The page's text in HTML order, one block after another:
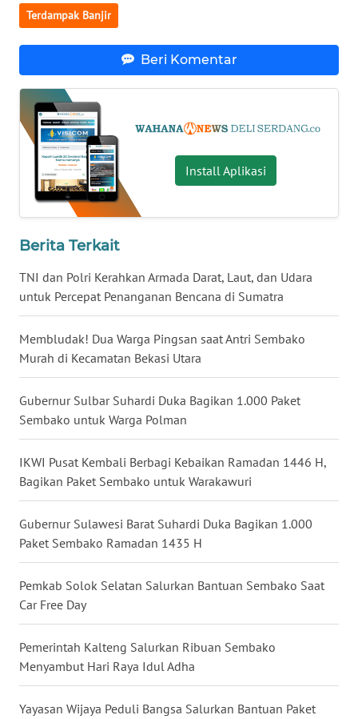
Terdampak Banjir
Beri Komentar
Install Aplikasi
Berita Terkait
TNI dan Polri Kerahkan Armada Darat, Laut, dan Udara
untuk Percepat Penanganan Bencana di Sumatra
Membludak! Dua Warga Pingsan saat Antri Sembako
Murah di Kecamatan Bekasi Utara
Gubernur Sulbar Suhardi Duka Bagikan 1.000 Paket
Sembako untuk Warga Polman
IKWI Pusat Kembali Berbagi Kebaikan Ramadan 1446 H,
Bagikan Paket Sembako untuk Warakawuri
Gubernur Sulawesi Barat Suhardi Duka Bagikan 1.000
Paket Sembako Ramadan 1435 H
Pemkab Solok Selatan Salurkan Bantuan Sembako Saat
Car Free Day
Pemerintah Kalteng Salurkan Ribuan Sembako
Menyambut Hari Raya Idul Adha
Yayasan Wijaya Peduli Bangsa Salurkan Bantuan Paket
WN
MALUKU
WN
MALUT
WN
DAIRI
WN
DANAU
TOBA
WN
NIAS
WN
LANGKAT
WN
TAPANULI
WN
TANJUNG
WN
WN
SIMALUNGUN
WN
LABUHANBATU